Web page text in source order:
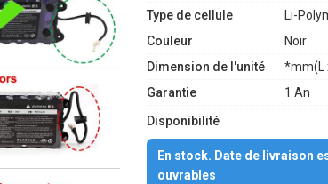
Type de cellule
Li-
Couleur
Noir
Dimension de l'unité
*mm(L
Garantie
1 An
Disponibilité
En stock. Date de livraison
ouvrables